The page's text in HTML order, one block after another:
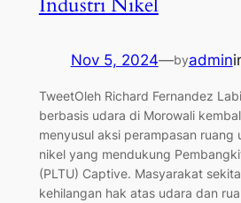
Nov 5, 2024—byadmin
TweetOleh Richard Fernandez
berbasis udara di Morowali
menyusul aksi perampasan ruang
nikel yang mendukung
(PLTU) Captive. Masyarakat
kehilangan hak atas udara dan